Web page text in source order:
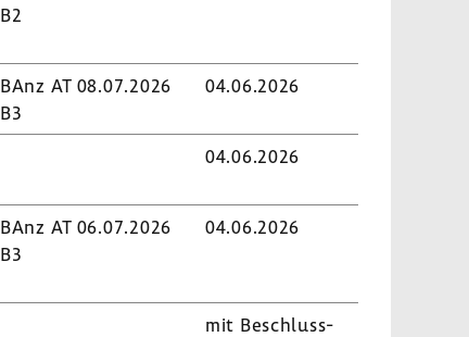
B2
BAnz AT 08.07.2026
B3
04.06.2026
04.06.2026
BAnz AT 06.07.2026
B3
04.06.2026
mit Beschluss­